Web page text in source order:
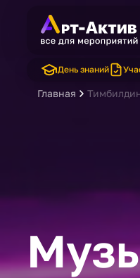
День знаний
Главная